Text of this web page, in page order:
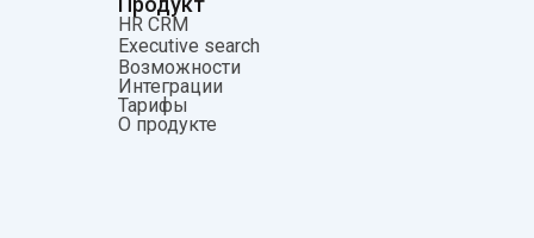
HR CRM
Executive search
Возможности
Интеграции
Тарифы
О продукте